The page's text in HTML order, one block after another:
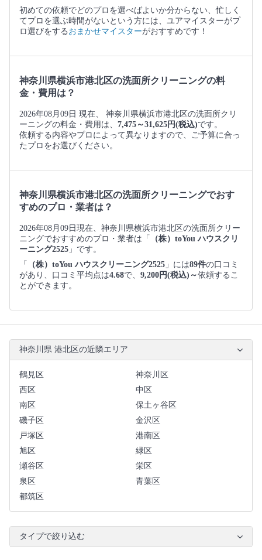
初めての依頼でどのプロを選べばよいか分からない、忙しく
てプロを選ぶ時間がないという方には、ユアマイスターがプ
ロ選びをする おまかせマイスターがおすすめです！
神奈川県横浜市港北区の洗面所クリーニングの料
金・費用は？
2026年08月09日 現在、 神奈川県横浜市港北区の洗面所クリ
ーニングの料金・費用は、 7,475～31,625円(税込)です。
依頼する内容やプロによって異なりますので、ご予算に合っ
たプロをお選びください。
神奈川県横浜市港北区の洗面所クリーニングでおす
すめのプロ・業者は？
2026年08月09日現在、神奈川県横浜市港北区の洗面所クリー
ニングでおすすめのプロ・業者は「
（株）toYou ハウスクリ
ーニング2525 」です。
「
（株）toYou ハウスクリーニング2525 」には89件の口コミ
があり、口コミ平均点は4.68で、 9,200円(税込)～依頼するこ
とができます。
神奈川県 港北区の近隣エリア
鶴見区
神奈川区
西区
中区
南区
保土ヶ谷区
磯子区
金沢区
戸塚区
港南区
旭区
緑区
瀬谷区
栄区
泉区
青葉区
都筑区
タイプで絞り込む